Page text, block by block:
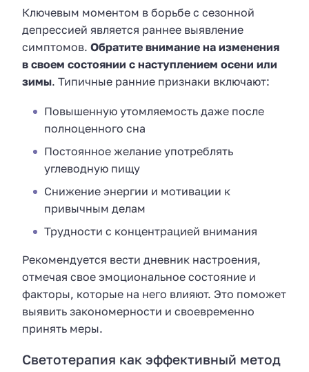
Ключевым моментом в борьбе с сезонной
депрессией является раннее выявление
симптомов. Обратите внимание на изменения
в своем состоянии с наступлением осени или
зимы. Типичные ранние признаки включают:
Повышенную утомляемость даже после
полноценного сна
Постоянное желание употреблять
углеводную пищу
Снижение энергии и мотивации к
привычным делам
Трудности с концентрацией внимания
Рекомендуется вести дневник настроения,
отмечая свое эмоциональное состояние и
факторы, которые на него влияют. Это поможет
выявить закономерности и своевременно
принять меры.
Светотерапия как эффективный метод